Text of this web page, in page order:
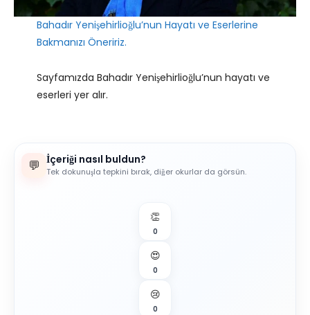
Bahadır Yenişehirlioğlu’nun Hayatı ve Eserlerine
Bakmanızı Öneririz.
Sayfamızda Bahadır Yenişehirlioğlu’nun hayatı ve
eserleri yer alır.
💬 İçeriği nasıl buldun?
Tek dokunuşla tepkini bırak, diğer okurlar da görsün.
👏
0
😍
0
😢
0